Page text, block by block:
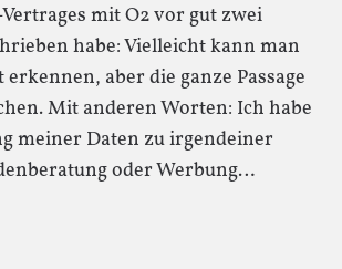
mit O2 vor gut zwei
habe: Vielleicht kann man
aber die ganze Passage
Mit anderen Worten: Ich habe
meiner Daten zu irgendeiner
oder Werbung…